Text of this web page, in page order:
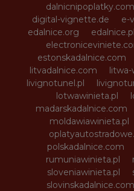
dalnicnipoplatky.com
digital-vignette.de
e-
edalnice.org
edalnice.pl
estonskadalnice.com
litvadalnice.com
litwa-
livignotunel.pl
lotwawinieta.pl
madarskadalnice.com
moldawiawinieta.pl
polskadalnice.com
rumuniawinieta.pl
sloveniawinieta.pl
slovinskadalnice.com